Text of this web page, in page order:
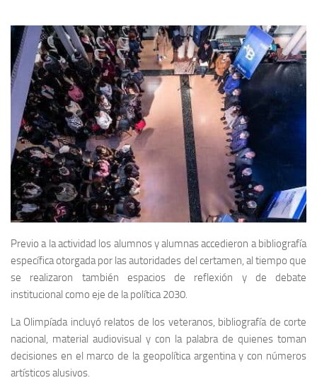
Previo a la actividad los alumnos y alumnas accedieron a bibliografía
específica otorgada por las autoridades del certamen, al tiempo que
se realizaron también espacios de reflexión y de debate
institucional como eje de la política 2030.
La Olimpíada incluyó relatos de los veteranos, bibliografía de corte
nacional, material audiovisual y con la palabra de quienes toman
decisiones en el marco de la geopolítica argentina y con números
artísticos alusivos.